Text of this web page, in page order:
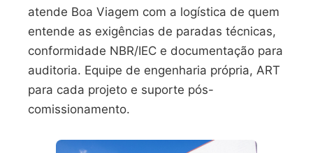
atende Boa Viagem com a logística de quem
entende as exigências de paradas técnicas,
conformidade NBR/IEC e documentação para
auditoria. Equipe de engenharia própria, ART
para cada projeto e suporte pós-
comissionamento.